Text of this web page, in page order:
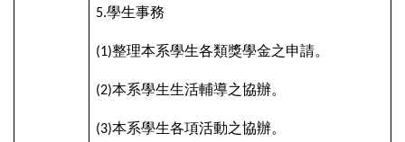
5.學生事務
(1)整理本系學生各類獎學金之申請。
(2)本系學生生活輔導之協辦。
(3)本系學生各項活動之協辦。